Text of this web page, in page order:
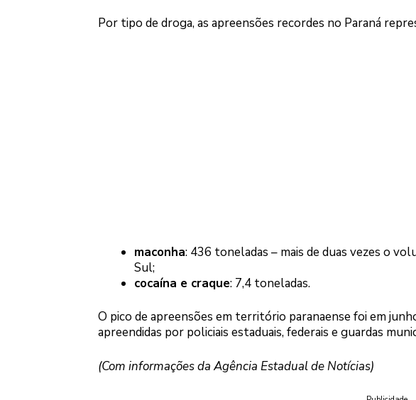
Por tipo de droga, as apreensões recordes no Paraná
maconha: 436 toneladas – mais de duas vezes o
Sul;
cocaína e craque: 7,4 toneladas.
O pico de apreensões em território paranaense foi em
apreendidas por policiais estaduais, federais e guardas
(Com informações da Agência Estadual de Notícias)